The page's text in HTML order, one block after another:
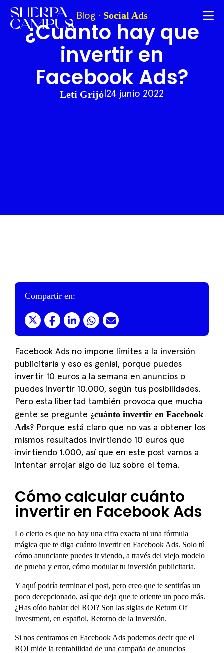
Blog· Social Ads
¿Cuánto hay que
invertir en
Facebook Ads?
Leti Grijó 24 junio 2022
Compartir en:
Facebook Ads no impone límites a la inversión
publicitaria y eso es genial, porque puedes
invertir 10 euros a la semana en anuncios o
puedes invertir 10.000, según tus posibilidades.
Pero esta libertad también provoca que mucha
gente se pregunte ¿cuánto invertir en Facebook
Ads? Porque está claro que no vas a obtener los
mismos resultados invirtiendo 10 euros que
invirtiendo 1.000, así que en este post vamos a
intentar arrojar algo de luz sobre el tema.
Cómo calcular cuánto
invertir en Facebook Ads
Lo cierto es que no hay una cifra exacta ni una fórmula
mágica que te diga cuánto invertir en Facebook Ads. Solo tú
cómo anunciante puedes ir viendo, a través del viejo modelo
de prueba y error, cómo modular tu inversión publicitaria.
Y aquí podría terminar el post, pero creo que te sentirías un
poco decepcionado, así que deja que te oriente un poco más.
¿Has oído hablar del ROI? Son las siglas de Return Of
Investment, en español, Retorno de la Inversión.
Si nos centramos en Facebook Ads podemos decir que el
ROI mide la rentabilidad de una campaña de anuncios